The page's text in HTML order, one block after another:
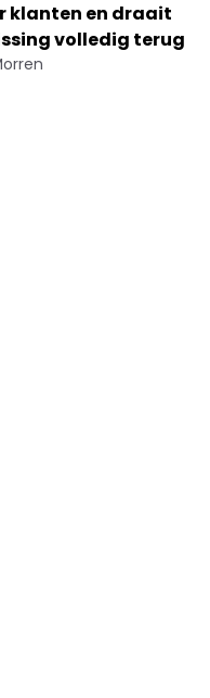
klanten en draait
volledig terug